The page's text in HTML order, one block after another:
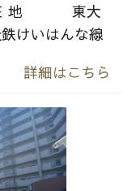
地 東大
いはんな線
詳細はこちら